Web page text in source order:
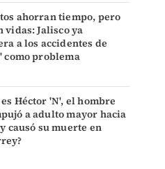
ahorran tiempo, pero
vidas: Jalisco ya
a los accidentes de
como problema
Héctor 'N', el hombre
a adulto mayor hacia
causó su muerte en